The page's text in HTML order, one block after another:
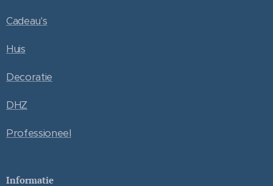
Cadeau's
Huis
Decoratie
DHZ
Professioneel
Informatie